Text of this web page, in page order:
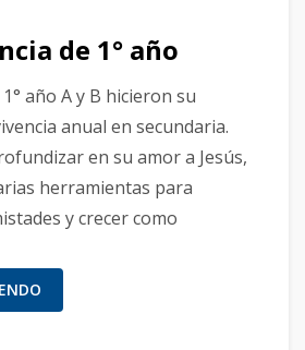
de 1° año
año A y B hicieron su
anual en secundaria.
en su amor a Jesús,
herramientas para
y crecer como